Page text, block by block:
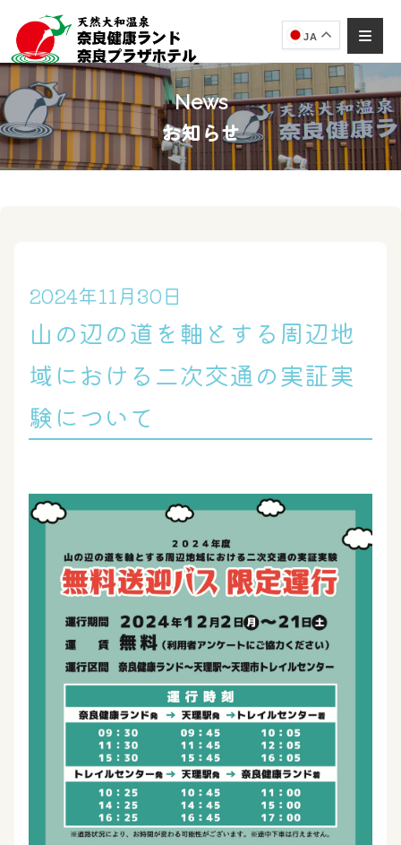
JA
News
お知らせ
2024年11月30日
山の辺の道を軸とする周辺地
域における二次交通の実証実
験について
奈良健康ランド
AIコンシェルジュ